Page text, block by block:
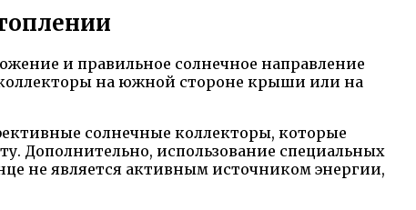
и правильное солнечное направление
на южной стороне крыши или на
солнечные коллекторы, которые
Дополнительно, использование специальных
не является активным источником энергии,